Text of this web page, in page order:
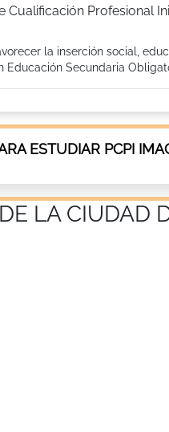
Cualificación Profesional
la inserción social,
Secundaria
ESTUDIAR PCPI
LA CIUDAD